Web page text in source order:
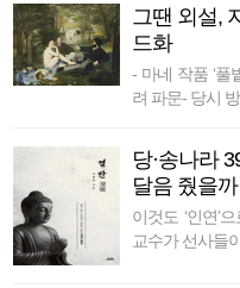
그땐 외설,
드화
- 마네 작품 ‘풀
려 파문- 당시 방
당·송나라
달음 줬을까
이것도 ‘인연’
교수가 선사들